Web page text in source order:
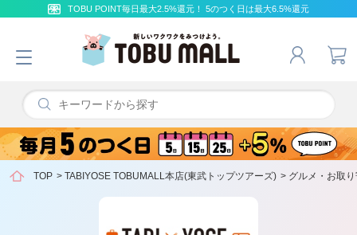
TOBU POINT毎日最大2.5%還元！ 5のつく日は最大6.5%還元
TOP > TABIYOSE TOBUMALL本店(東武トップツアーズ) > グルメ・お取